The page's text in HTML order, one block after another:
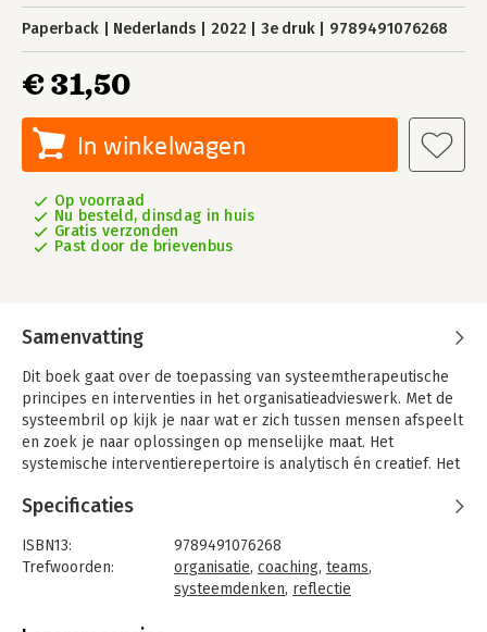
Paperback Nederlands 2022 3e druk 9789491076268
€ 31,50
In winkelwagen
Op voorraad
Nu besteld, dinsdag in huis
Gratis verzonden
Past door de brievenbus
Samenvatting
Dit boek gaat over de toepassing van systeemtherapeutische
principes en interventies in het organisatieadvieswerk. Met de
systeembril op kijk je naar wat er zich tussen mensen afspeelt
en zoek je naar oplossingen op menselijke maat. Het
systemische interventierepertoire is analytisch én creatief. Het
samenwerking misgaat, om vervolgens fijnmazig te kunnen
belemmerende patronen en creëren ruimte voor nieuwe
initiatieven gericht op herstel van de samenwerking. De inhoud
van het werk komt weer voorop te staan in plaats van de
Specificaties
ISBN13:
9789491076268
Trefwoorden:
organisatie, coaching, teams,
systeemdenken, reflectie